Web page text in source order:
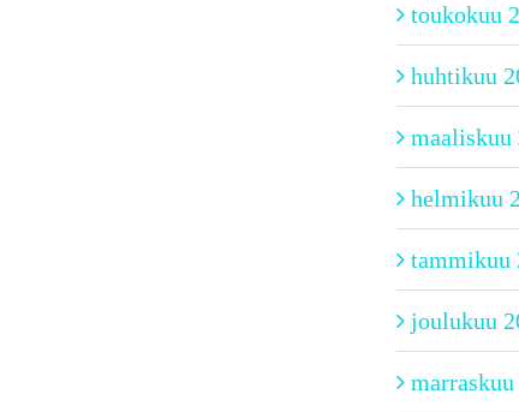
toukokuu
huhtikuu
maaliskuu
helmikuu
tammikuu
joulukuu